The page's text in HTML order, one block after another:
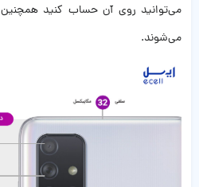
می‌توانید روی آن حساب کنید
می‌شوند.